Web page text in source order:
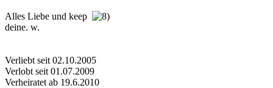
Alles Liebe und keep
deine. w.
Verliebt seit 02.10.2005
Verlobt seit 01.07.2009
Verheiratet ab 19.6.2010